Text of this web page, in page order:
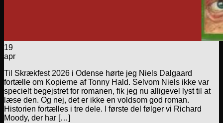
19
apr
Til Skrækfest 2026 i Odense hørte jeg Niels Dalgaard
fortælle om Kopierne af Tonny Hald. Selvom Niels ikke var
specielt begejstret for romanen, fik jeg nu alligevel lyst til at
læse den. Og nej, det er ikke en voldsom god roman.
Historien fortælles i tre dele. I første del følger vi Richard
Moody, der har […]